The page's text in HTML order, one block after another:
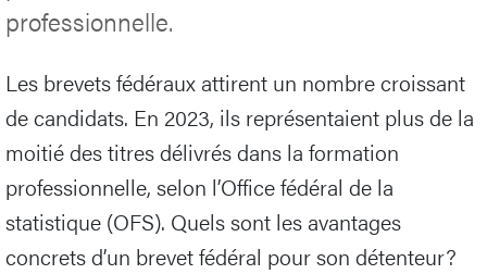
professionnelle.
Les brevets fédéraux attirent un nombre croissant
de candidats. En 2023, ils représentaient plus de la
moitié des titres délivrés dans la formation
professionnelle, selon l’Office fédéral de la
statistique (OFS). Quels sont les avantages
concrets d’un brevet fédéral pour son détenteur?